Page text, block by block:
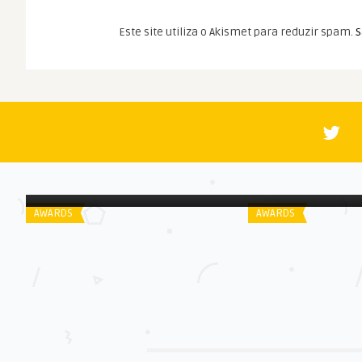
Este site utiliza o Akismet para reduzir spam.
AWARDS AWARDS